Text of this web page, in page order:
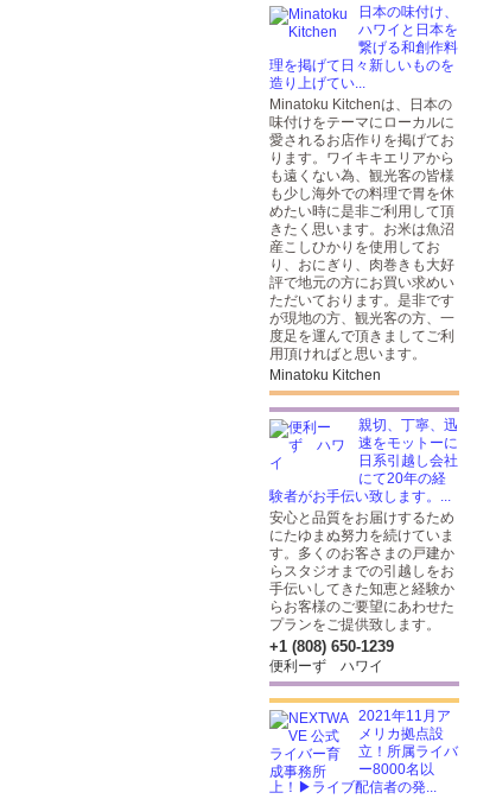
日本の味付け、
ハワイと日本を
繋げる和創作料
理を掲げて日々新しいものを
造り上げてい...
Minatoku Kitchenは、日本の
味付けをテーマにローカルに
愛されるお店作りを掲げてお
ります。ワイキキエリアから
も遠くない為、観光客の皆様
も少し海外での料理で胃を休
めたい時に是非ご利用して頂
きたく思います。お米は魚沼
産こしひかりを使用してお
り、おにぎり、肉巻きも大好
評で地元の方にお買い求めい
ただいております。是非です
が現地の方、観光客の方、一
度足を運んで頂きましてご利
用頂ければと思います。
Minatoku Kitchen
親切、丁寧、迅
速をモットーに
日系引越し会社
にて20年の経
験者がお手伝い致します。...
安心と品質をお届けするため
にたゆまぬ努力を続けていま
す。多くのお客さまの戸建か
らスタジオまでの引越しをお
手伝いしてきた知恵と経験か
らお客様のご要望にあわせた
プランをご提供致します。
+1 (808) 650-1239
便利ーず ハワイ
2021年11月ア
メリカ拠点設
立！所属ライバ
ー8000名以
上！▶ライブ配信者の発...